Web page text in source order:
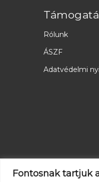
Fontosnak tartjuk
Rólunk
ÁSZF
Adatvédelmi